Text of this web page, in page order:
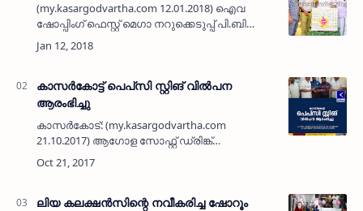
(my.kasargodvartha.com 12.01.2018) ഐവ
ഷോപ്പിംഗ് ഫെസ്റ്റ് മെഗാ നറുക്കെടുപ്പ് പി.ബി
അബ്ദുര്‍ റസാഖ് എം എല്‍ എ നിര്‍വ്വഹിക്കുന്നു
(ശ്രദ്ധിക്കുക: ഗൾഫ് - വിനോദം - ടെക്നോളജി -…
കാസര്‍കോട്ട് പെപ്‌സി സ്റ്റിങ് വില്‍പന
ആരംഭിച്ചു
കാസര്‍കോട്: (my.kasargodvartha.com
21.10.2017) ആഗോള സോഫ്റ്റ് ഡ്രിങ്ക്
നിര്‍മാതാക്കളായ പെപ്‌സിയുടെ പുതിയ
ഉല്‍പന്നമായ 'സ്റ്റിങ്' (STING) എനര്‍ജി ഡ്രിങ്കിന്റെ
ലിയ കലക്ഷന്‍സിന്റെ നവീകരിച്ച ഷോറൂം